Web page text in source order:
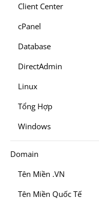
Client Center
cPanel
Database
DirectAdmin
Linux
Tổng Hợp
Windows
Domain
Tên Miền .VN
Tên Miền Quốc Tế